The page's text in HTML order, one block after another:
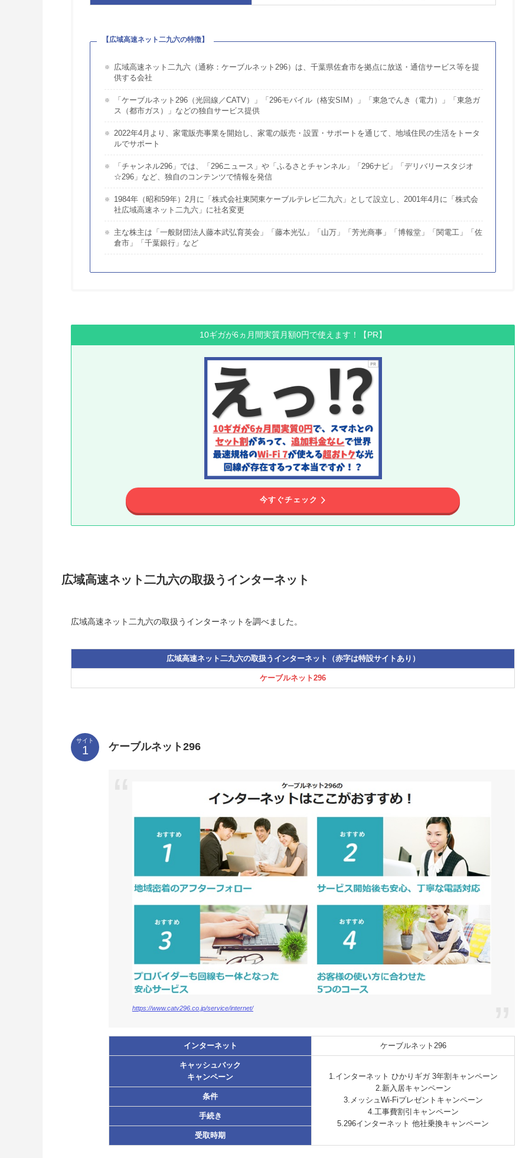
【広域高速ネット二九六の特徴】
広域高速ネット二九六（通称：ケーブルネット296）は、千葉県佐倉市を拠点に放送・通信サービス等を提
供する会社
「ケーブルネット296（光回線／CATV）」「296モバイル（格安SIM）」「東急でんき（電力）」「東急ガ
ス（都市ガス）」などの独自サービス提供
2022年4月より、家電販売事業を開始し、家電の販売・設置・サポートを通じて、地域住民の生活をトータ
ルでサポート
「チャンネル296」では、「296ニュース」や「ふるさとチャンネル」「296ナビ」「デリバリースタジオ
☆296」など、独自のコンテンツで情報を発信
1984年（昭和59年）2月に「株式会社東関東ケーブルテレビ二九六」として設立し、2001年4月に「株式会
社広域高速ネット二九六」に社名変更
主な株主は「一般財団法人藤本武弘育英会」「藤本光弘」「山万」「芳光商事」「博報堂」「関電工」「佐
倉市」「千葉銀行」など
10ギガが6ヵ月間実質月額0円で使えます！【PR】
今すぐチェック
広域高速ネット二九六の取扱うインターネット
広域高速ネット二九六の取扱うインターネットを調べました。
広域高速ネット二九六の取扱うインターネット（赤字は特設サイトあり）
ケーブルネット296
サイト
ケーブルネット296
https://www.catv296.co.jp/service/internet/
インターネット ケーブルネット296
キャッシュバック
キャンペーン
1.インターネット ひかりギガ 3年割キャンペーン
2.新入居キャンペーン
3.メッシュWi-Fiプレゼントキャンペーン
4.工事費割引キャンペーン
5.296インターネット 他社乗換キャンペーン
条件
手続き
受取時期